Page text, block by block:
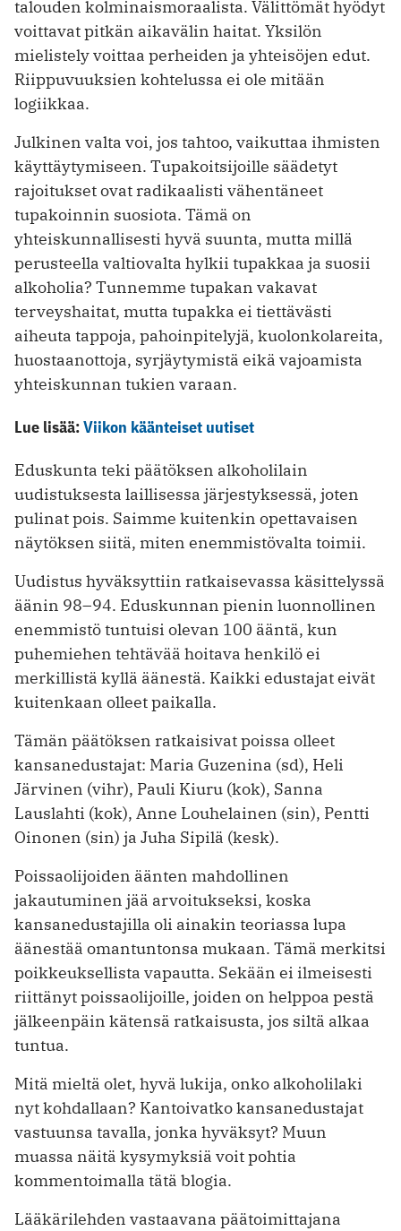
talouden kolminaismoraalista. Välittömät hyödyt
voittavat pitkän aikavälin haitat. Yksilön
mielistely voittaa perheiden ja yhteisöjen edut.
Riippuvuuksien kohtelussa ei ole mitään
logiikkaa.
Julkinen valta voi, jos tahtoo, vaikuttaa ihmisten
käyttäytymiseen. Tupakoitsijoille säädetyt
rajoitukset ovat radikaalisti vähentäneet
tupakoinnin suosiota. Tämä on
yhteiskunnallisesti hyvä suunta, mutta millä
perusteella valtiovalta hylkii tupakkaa ja suosii
alkoholia? Tunnemme tupakan vakavat
terveyshaitat, mutta tupakka ei tiettävästi
aiheuta tappoja, pahoinpitelyjä, kuolonkolareita,
huostaanottoja, syrjäytymistä eikä vajoamista
yhteiskunnan tukien varaan.
Lue lisää:Viikon käänteiset uutiset
Eduskunta teki päätöksen alkoholilain
uudistuksesta laillisessa järjestyksessä, joten
pulinat pois. Saimme kuitenkin opettavaisen
näytöksen siitä, miten enemmistövalta toimii.
Uudistus hyväksyttiin ratkaisevassa käsittelyssä
äänin 98–94. Eduskunnan pienin luonnollinen
enemmistö tuntuisi olevan 100 ääntä, kun
puhemiehen tehtävää hoitava henkilö ei
merkillistä kyllä äänestä. Kaikki edustajat eivät
kuitenkaan olleet paikalla.
Tämän päätöksen ratkaisivat poissa olleet
kansanedustajat: Maria Guzenina (sd), Heli
Järvinen (vihr), Pauli Kiuru (kok), Sanna
Lauslahti (kok), Anne Louhelainen (sin), Pentti
Oinonen (sin) ja Juha Sipilä (kesk).
Poissaolijoiden äänten mahdollinen
jakautuminen jää arvoitukseksi, koska
kansanedustajilla oli ainakin teoriassa lupa
äänestää omantuntonsa mukaan. Tämä merkitsi
poikkeuksellista vapautta. Sekään ei ilmeisesti
riittänyt poissaolijoille, joiden on helppoa pestä
jälkeenpäin kätensä ratkaisusta, jos siltä alkaa
tuntua.
Mitä mieltä olet, hyvä lukija, onko alkoholilaki
nyt kohdallaan? Kantoivatko kansanedustajat
vastuunsa tavalla, jonka hyväksyt? Muun
muassa näitä kysymyksiä voit pohtia
kommentoimalla tätä blogia.
Lääkärilehden vastaavana päätoimittajana